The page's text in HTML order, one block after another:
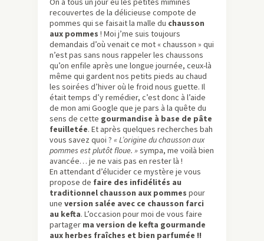
recouvertes de la délicieuse compote de
pommes qui se faisait la malle du chausson
aux pommes ! Moi j’me suis toujours
demandais d’où venait ce mot « chausson » qui
n’est pas sans nous rappeler les chaussons
qu’on enfile après une longue journée, ceux-là
même qui gardent nos petits pieds au chaud
les soirées d’hiver où le froid nous guette. Il
était temps d’y remédier, c’est donc à l’aide
de mon ami Google que je pars à la quête du
sens de cette gourmandise à base de pâte
feuilletée. Et après quelques recherches bah
vous savez quoi ? « L’origine du chausson aux
pommes est plutôt floue. »sympa, me voilà bien
avancée… je ne vais pas en rester là !
En attendant d’élucider ce mystère je vous
propose de faire des infidélités au
traditionnel chausson aux pommes pour
une version salée avec ce chausson farci
au kefta. L’occasion pour moi de vous faire
partager ma version de kefta gourmande
aux herbes fraîches et bien parfumée !!